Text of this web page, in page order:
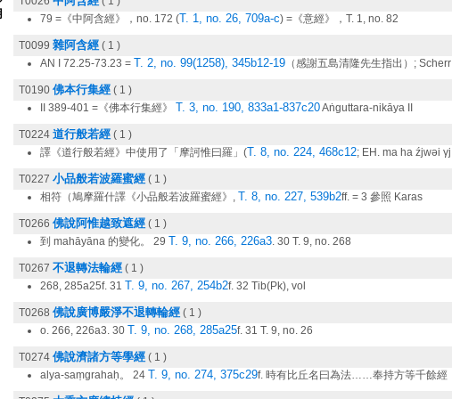
79 =《中阿含經》，no. 172 (T. 1, no. 26, 709a-c) =《意經》，T. 1, no. 82
T0099 雜阿含經( 1 )
AN I 72.25-73.23 = T. 2, no. 99(1258), 345b12-19（感謝五島清隆先生指出）; Scherr
T0190 佛本行集經( 1 )
II 389-401 =《佛本行集經》 T. 3, no. 190, 833a1-837c20Aṅguttara-nikāya II
T0224 道行般若經( 1 )
譯《道行般若經》中使用了「摩訶惟曰羅」(T. 8, no. 224, 468c12; EH. ma ha źjwǝi γj
T0227 小品般若波羅蜜經( 1 )
相符（鳩摩羅什譯《小品般若波羅蜜經》, T. 8, no. 227, 539b2ff. = 3 參照 Karas
T0266 佛說阿惟越致遮經( 1 )
到 mahāyāna 的變化。 29 T. 9, no. 266, 226a3. 30 T. 9, no. 268
T0267 不退轉法輪經( 1 )
268, 285a25f. 31 T. 9, no. 267, 254b2f. 32 Tib(Pk), vol
T0268 佛說廣博嚴淨不退轉輪經( 1 )
o. 266, 226a3. 30 T. 9, no. 268, 285a25f. 31 T. 9, no. 26
T0274 佛說濟諸方等學經( 1 )
alya-saṃgrahaḥ。 24 T. 9, no. 274, 375c29f. 時有比丘名曰為法……奉持方等千餘經